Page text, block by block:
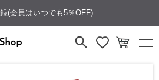
(会員はいつでも5％OFF)